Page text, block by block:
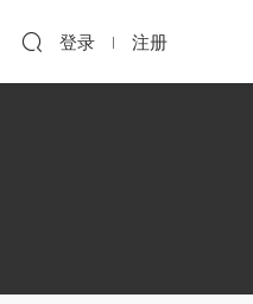
登录 注册